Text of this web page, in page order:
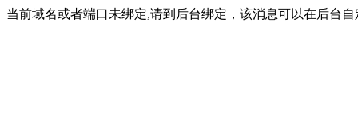
当前域名或者端口未绑定,请到后台绑定，该消息可以在后台自